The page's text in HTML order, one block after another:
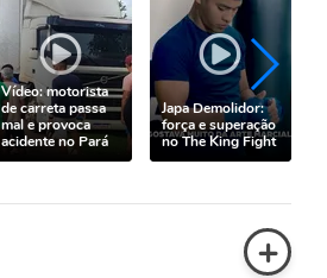
Vídeo: motorista
de carreta passa
mal e provoca
acidente no Pará
Japa Demolidor:
força e superação
no The King Fight
+